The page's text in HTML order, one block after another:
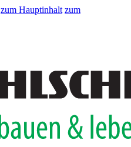
zum Hauptinhalt zum